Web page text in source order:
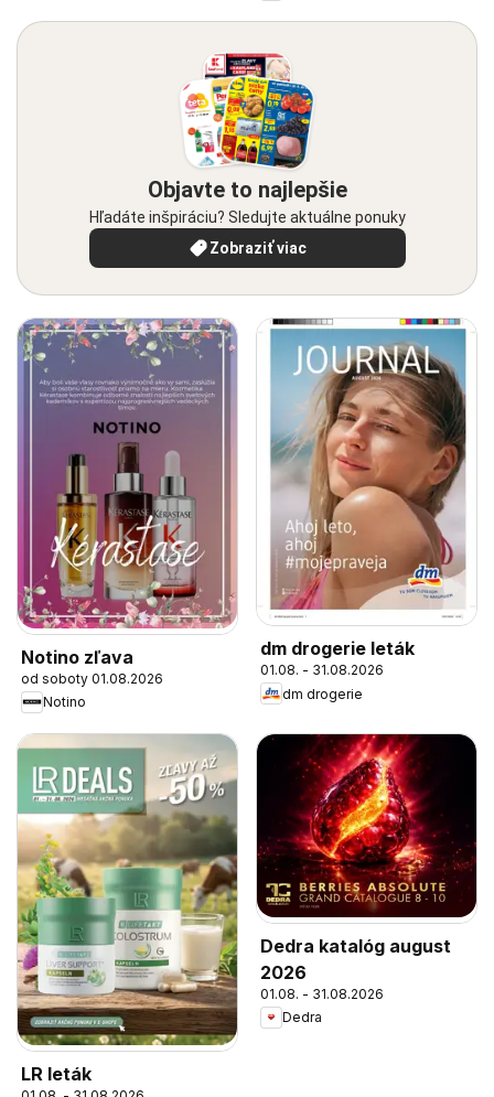
Objavte to najlepšie
Hľadáte inšpiráciu? Sledujte aktuálne ponuky
Zobraziť viac
Notino zľava
od soboty 01.08.2026
Notino
dm drogerie leták
01.08. - 31.08.2026
dm drogerie
LR leták
Dedra katalóg august
2026
01.08. - 31.08.2026
Dedra